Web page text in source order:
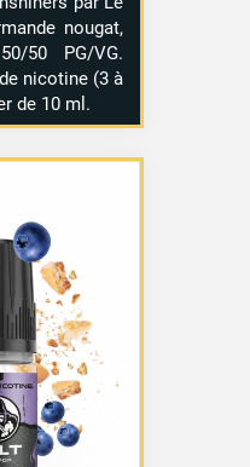
nougat,
50 PG/VG.
nicotine (3 à
de 10 ml.